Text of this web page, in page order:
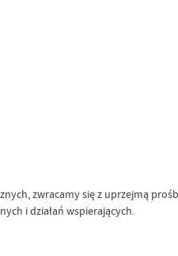
zwracamy się z uprzejmą
i działań wspierających.